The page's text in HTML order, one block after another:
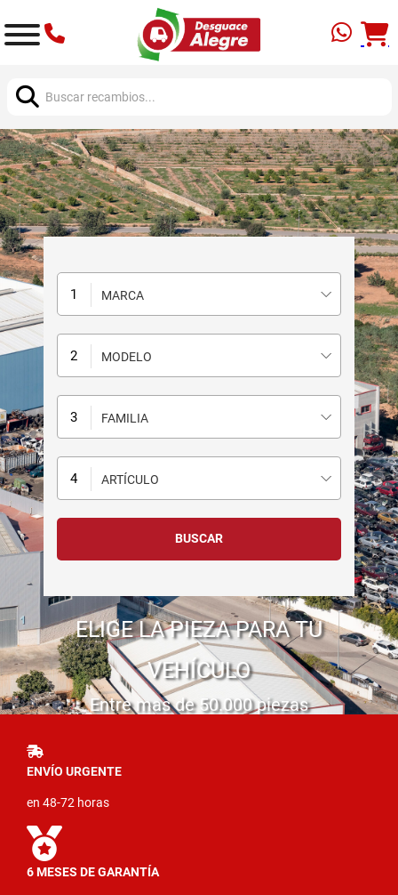
MARCA
MODELO
FAMILIA
ARTÍCULO
ELIGE LA PIEZA PARA TU
VEHÍCULO
Entre mas de 50.000 piezas
ENVÍO URGENTE
en 48-72 horas
6 MESES DE GARANTÍA